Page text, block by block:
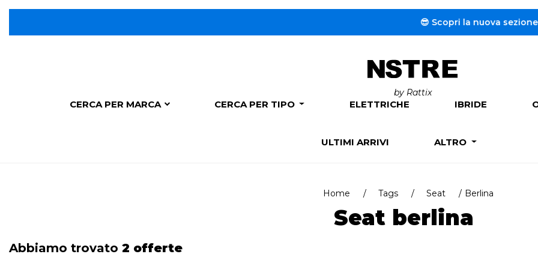
😎 Scopri la nuova sezione
by Rattix
CERCA PER MARCA CERCA PER TIPO ELETTRICHE IBRIDE
ULTIMI ARRIVI ALTRO
Home Tags Seat Berlina
Seat berlina
Abbiamo trovato 2 offerte